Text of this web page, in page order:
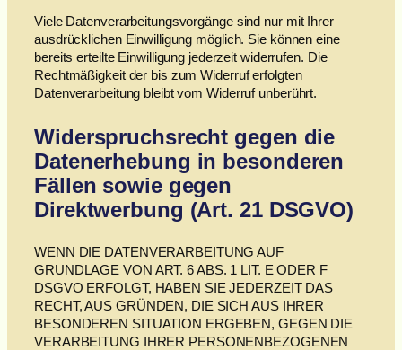
Viele Datenverarbeitungsvorgänge sind nur mit Ihrer
ausdrücklichen Einwilligung möglich. Sie können eine
bereits erteilte Einwilligung jederzeit widerrufen. Die
Rechtmäßigkeit der bis zum Widerruf erfolgten
Datenverarbeitung bleibt vom Widerruf unberührt.
Widerspruchsrecht gegen die
Datenerhebung in besonderen
Fällen sowie gegen
Direktwerbung (Art. 21 DSGVO)
WENN DIE DATENVERARBEITUNG AUF
GRUNDLAGE VON ART. 6 ABS. 1 LIT. E ODER F
DSGVO ERFOLGT, HABEN SIE JEDERZEIT DAS
RECHT, AUS GRÜNDEN, DIE SICH AUS IHRER
BESONDEREN SITUATION ERGEBEN, GEGEN DIE
VERARBEITUNG IHRER PERSONENBEZOGENEN